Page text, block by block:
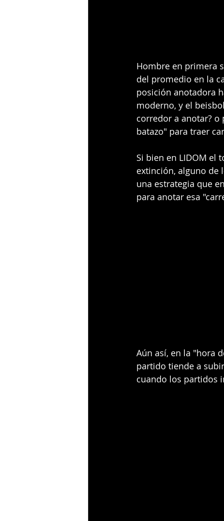
Hombre en primera
del promedio en la
posición anotadora
moderno, y el
corredor a anotar?
batazo" para traer
Si bien en LIDOM el
extinción, alguno de
una estrategia que
para anotar esa
Aún así, en la "hora
partido tiende a
cuando los partidos